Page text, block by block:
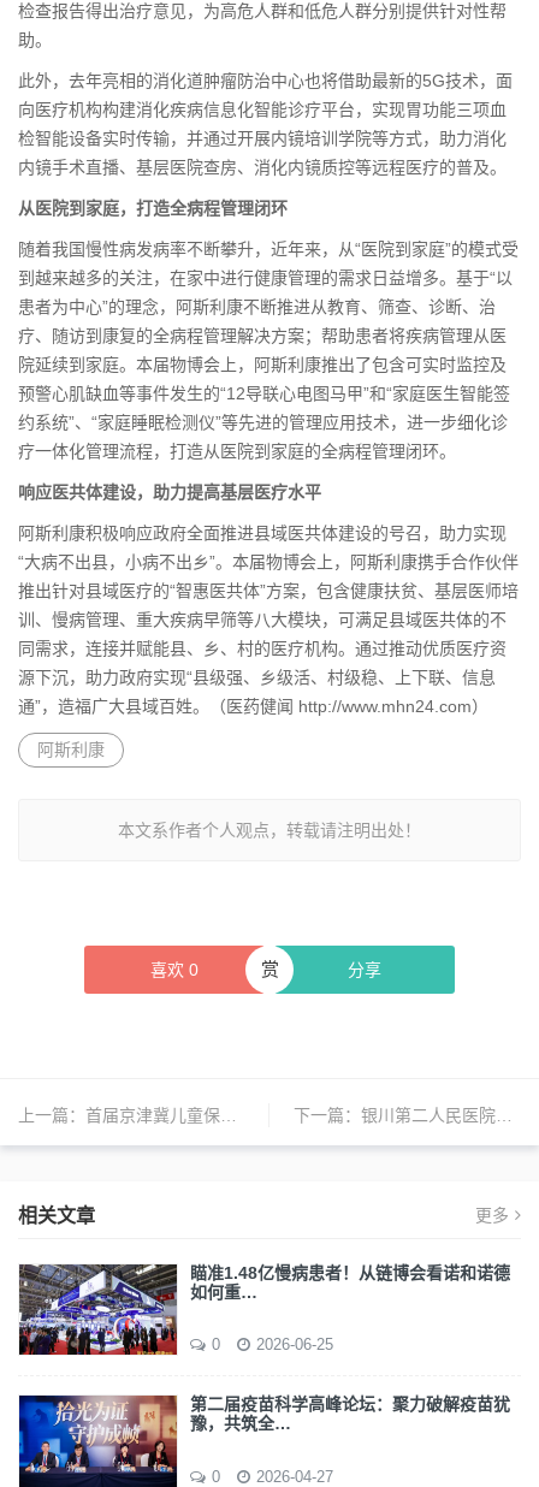
检查报告得出治疗意见，为高危人群和低危人群分别提供针对性帮
助。
此外，去年亮相的消化道肿瘤防治中心也将借助最新的5G技术，面
向医疗机构构建消化疾病信息化智能诊疗平台，实现胃功能三项血
检智能设备实时传输，并通过开展内镜培训学院等方式，助力消化
内镜手术直播、基层医院查房、消化内镜质控等远程医疗的普及。
从医院到家庭，打造全病程管理闭环
随着我国慢性病发病率不断攀升，近年来，从“医院到家庭”的模式受
到越来越多的关注，在家中进行健康管理的需求日益增多。基于“以
患者为中心”的理念，阿斯利康不断推进从教育、筛查、诊断、治
疗、随访到康复的全病程管理解决方案；帮助患者将疾病管理从医
院延续到家庭。本届物博会上，阿斯利康推出了包含可实时监控及
预警心肌缺血等事件发生的“12导联心电图马甲”和“家庭医生智能签
约系统”、“家庭睡眠检测仪”等先进的管理应用技术，进一步细化诊
疗一体化管理流程，打造从医院到家庭的全病程管理闭环。
响应医共体建设，助力提高基层医疗水平
阿斯利康积极响应政府全面推进县域医共体建设的号召，助力实现
“大病不出县，小病不出乡”。本届物博会上，阿斯利康携手合作伙伴
推出针对县域医疗的“智惠医共体”方案，包含健康扶贫、基层医师培
训、慢病管理、重大疾病早筛等八大模块，可满足县域医共体的不
同需求，连接并赋能县、乡、村的医疗机构。通过推动优质医疗资
源下沉，助力政府实现“县级强、乡级活、村级稳、上下联、信息
通”，造福广大县域百姓。（医药健闻 http://www.mhn24.com）
阿斯利康
本文系作者个人观点，转载请注明出处！
喜欢 0 分享
赏
上一篇： 首届京津冀儿童保健论坛在京举行 下一篇： 银川第二人民医院携手医联共同参展中阿博览会
相关文章 更多
瞄准1.48亿慢病患者！从链博会看诺和诺德
如何重…
0 2026-06-25
第二届疫苗科学高峰论坛：聚力破解疫苗犹
豫，共筑全…
0 2026-04-27